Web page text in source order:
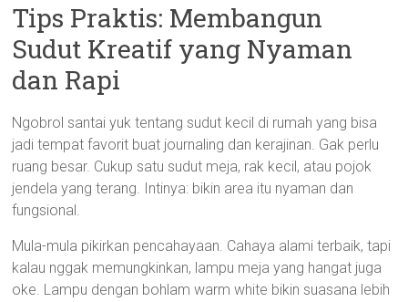
Tips Praktis: Membangun
Sudut Kreatif yang Nyaman
dan Rapi
Ngobrol santai yuk tentang sudut kecil di rumah yang bisa
jadi tempat favorit buat journaling dan kerajinan. Gak perlu
ruang besar. Cukup satu sudut meja, rak kecil, atau pojok
jendela yang terang. Intinya: bikin area itu nyaman dan
fungsional.
Mula-mula pikirkan pencahayaan. Cahaya alami terbaik, tapi
kalau nggak memungkinkan, lampu meja yang hangat juga
oke. Lampu dengan bohlam warm white bikin suasana lebih